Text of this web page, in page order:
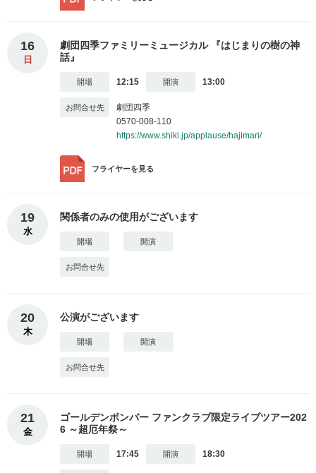
16
日
劇団四季ファミリーミュージカル 『はじまりの樹の神
話』
12:15 13:00
劇団四季
0570-008-110
https://www.shiki.jp/applause/hajimari/
フライヤーを見る
19
水
関係者のみの使用がございます
20
木
公演がございます
21
金
ゴールデンボンバー ファンクラブ限定ライブツアー202
6 ～超厄年祭～
17:45 18:30